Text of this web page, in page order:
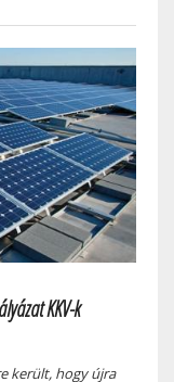
KKV-k
került, hogy újra